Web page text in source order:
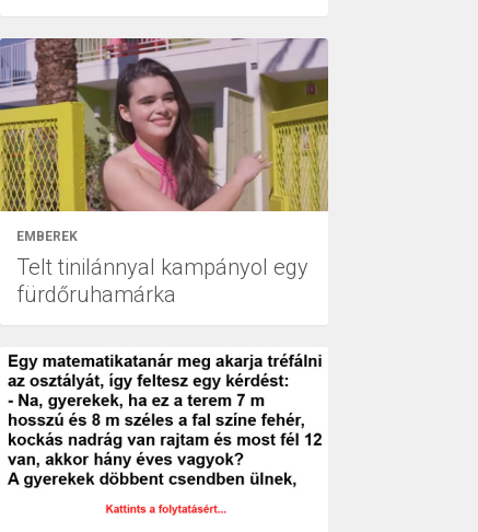
EMBEREK
Telt tinilánnyal kampányol egy
fürdőruhamárka